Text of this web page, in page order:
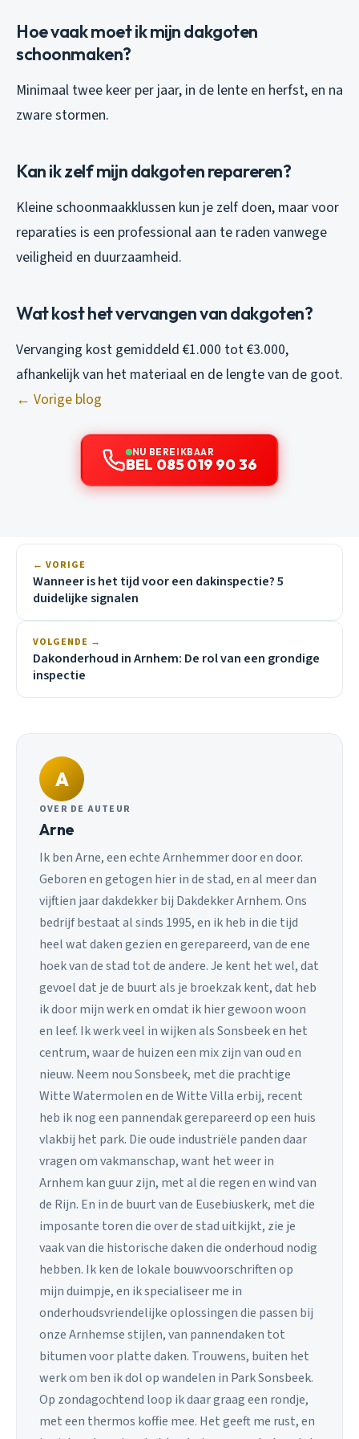
Hoe vaak moet ik mijn dakgoten
schoonmaken?
Minimaal twee keer per jaar, in de lente en herfst, en na
zware stormen.
Kan ik zelf mijn dakgoten repareren?
Kleine schoonmaakklussen kun je zelf doen, maar voor
reparaties is een professional aan te raden vanwege
veiligheid en duurzaamheid.
Wat kost het vervangen van dakgoten?
Vervanging kost gemiddeld €1.000 tot €3.000,
afhankelijk van het materiaal en de lengte van de goot.
← Vorige blog
NU BEREIKBAAR
BEL 085 019 90 36
← VORIGE
Wanneer is het tijd voor een dakinspectie? 5
duidelijke signalen
VOLGENDE →
Dakonderhoud in Arnhem: De rol van een grondige
inspectie
A
OVER DE AUTEUR
Arne
Ik ben Arne, een echte Arnhemmer door en door.
Geboren en getogen hier in de stad, en al meer dan
vijftien jaar dakdekker bij Dakdekker Arnhem. Ons
bedrijf bestaat al sinds 1995, en ik heb in die tijd
heel wat daken gezien en gerepareerd, van de ene
hoek van de stad tot de andere. Je kent het wel, dat
gevoel dat je de buurt als je broekzak kent, dat heb
ik door mijn werk en omdat ik hier gewoon woon
en leef. Ik werk veel in wijken als Sonsbeek en het
centrum, waar de huizen een mix zijn van oud en
nieuw. Neem nou Sonsbeek, met die prachtige
Witte Watermolen en de Witte Villa erbij, recent
heb ik nog een pannendak gerepareerd op een huis
vlakbij het park. Die oude industriële panden daar
vragen om vakmanschap, want het weer in
Arnhem kan guur zijn, met al die regen en wind van
de Rijn. En in de buurt van de Eusebiuskerk, met die
imposante toren die over de stad uitkijkt, zie je
vaak van die historische daken die onderhoud nodig
hebben. Ik ken de lokale bouwvoorschriften op
mijn duimpje, en ik specialiseer me in
onderhoudsvriendelijke oplossingen die passen bij
onze Arnhemse stijlen, van pannendaken tot
bitumen voor platte daken. Trouwens, buiten het
werk om ben ik dol op wandelen in Park Sonsbeek.
Op zondagochtend loop ik daar graag een rondje,
met een thermos koffie mee. Het geeft me rust, en